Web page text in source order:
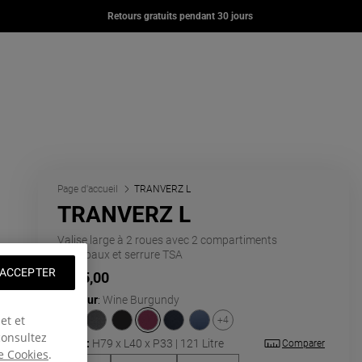
Retours gratuits pendant 30 jours
eu.eastpak.com
DAY OFFICE
Page d'accueil TRANVERZ L
TRANVERZ L
Valise large à 2 roues avec 2 compartiments
principaux et serrure TSA
€205,00
Couleur: Wine Burgundy
+4
Taille: H79 x L40 x P33 | 121 Litre Comparer
et
Cookies.